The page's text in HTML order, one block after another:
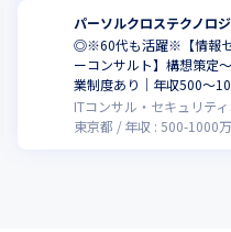
パーソルクロステクノロ
◎※60代も活躍※【情報セ
ーコンサルト】構想策定
業制度あり｜年収500～
ITコンサル・セキュリテ
東京都
年収 : 500-1000